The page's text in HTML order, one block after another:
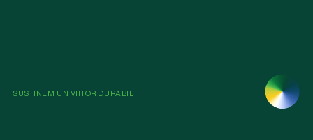
SUSȚINEM UN VIITOR DURABIL